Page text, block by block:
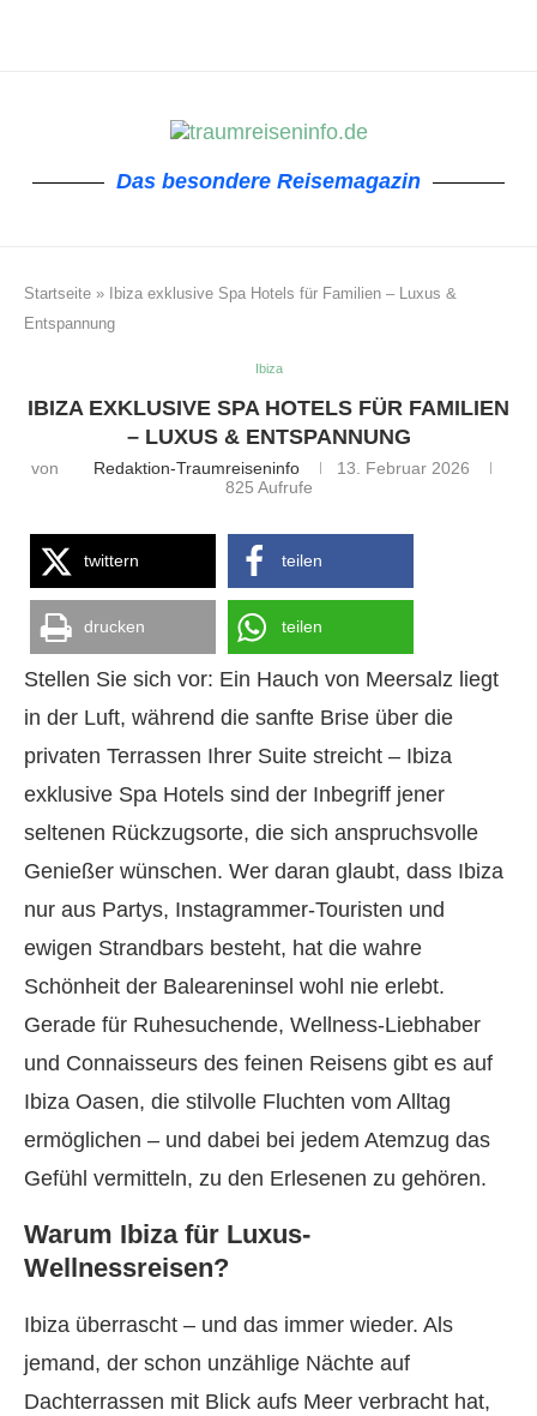
Das besondere Reisemagazin
Startseite »
Ibiza exklusive Spa Hotels für Familien – Luxus &
Entspannung
Ibiza
IBIZA EXKLUSIVE SPA HOTELS FÜR FAMILIEN
– LUXUS & ENTSPANNUNG
von Redaktion-Traumreiseninfo
13. Februar 2026
825 Aufrufe
twittern teilen
drucken teilen
Stellen Sie sich vor: Ein Hauch von Meersalz liegt
in der Luft, während die sanfte Brise über die
privaten Terrassen Ihrer Suite streicht – Ibiza
exklusive Spa Hotels sind der Inbegriff jener
seltenen Rückzugsorte, die sich anspruchsvolle
Genießer wünschen. Wer daran glaubt, dass Ibiza
nur aus Partys, Instagrammer-Touristen und
ewigen Strandbars besteht, hat die wahre
Schönheit der Baleareninsel wohl nie erlebt.
Gerade für Ruhesuchende, Wellness-Liebhaber
und Connaisseurs des feinen Reisens gibt es auf
Ibiza Oasen, die stilvolle Fluchten vom Alltag
ermöglichen – und dabei bei jedem Atemzug das
Gefühl vermitteln, zu den Erlesenen zu gehören.
Warum Ibiza für Luxus-
Wellnessreisen?
Ibiza überrascht – und das immer wieder. Als
jemand, der schon unzählige Nächte auf
Dachterrassen mit Blick aufs Meer verbracht hat,